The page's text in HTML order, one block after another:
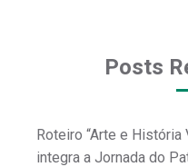
Posts
Roteiro “Arte e História
integra a Jornada do